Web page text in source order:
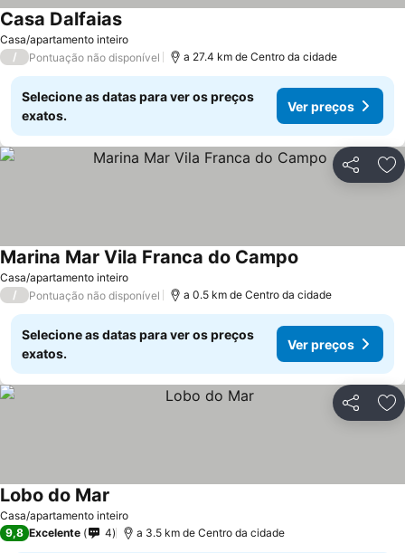
Casa/apartamento inteiro
Casa Dalfaias
/ Pontuação não disponível a 27.4 km de Centro da cidade
Selecione as datas para ver os preços
exatos.
Ver preços
Partilhar
Casa/apartamento inteiro
Marina Mar Vila Franca do Campo
/ Pontuação não disponível a 0.5 km de Centro da cidade
Selecione as datas para ver os preços
exatos.
Ver preços
Partilhar
Casa/apartamento inteiro
Lobo do Mar
9,8 Excelente 4 a 3.5 km de Centro da cidade